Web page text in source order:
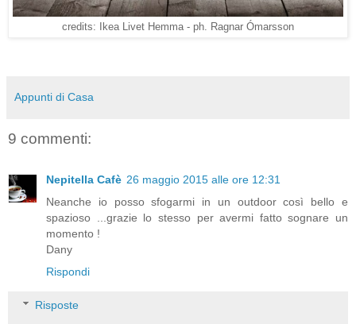
credits: Ikea Livet Hemma - ph. Ragnar Ómarsson
Appunti di Casa
9 commenti:
Nepitella Cafè 26 maggio 2015 alle ore 12:31
Neanche io posso sfogarmi in un outdoor così bello e
spazioso ...grazie lo stesso per avermi fatto sognare un
momento !
Dany
Rispondi
Risposte